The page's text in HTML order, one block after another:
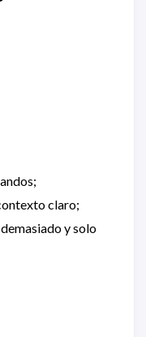
claro;
y solo